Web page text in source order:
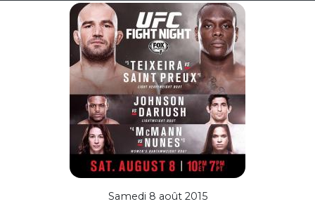
Samedi 8 août 2015